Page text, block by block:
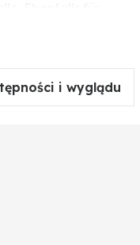
hohe
hohe
PKW-
30, NLGI Klasse
(kurzzeitig bis +
i wyglądu